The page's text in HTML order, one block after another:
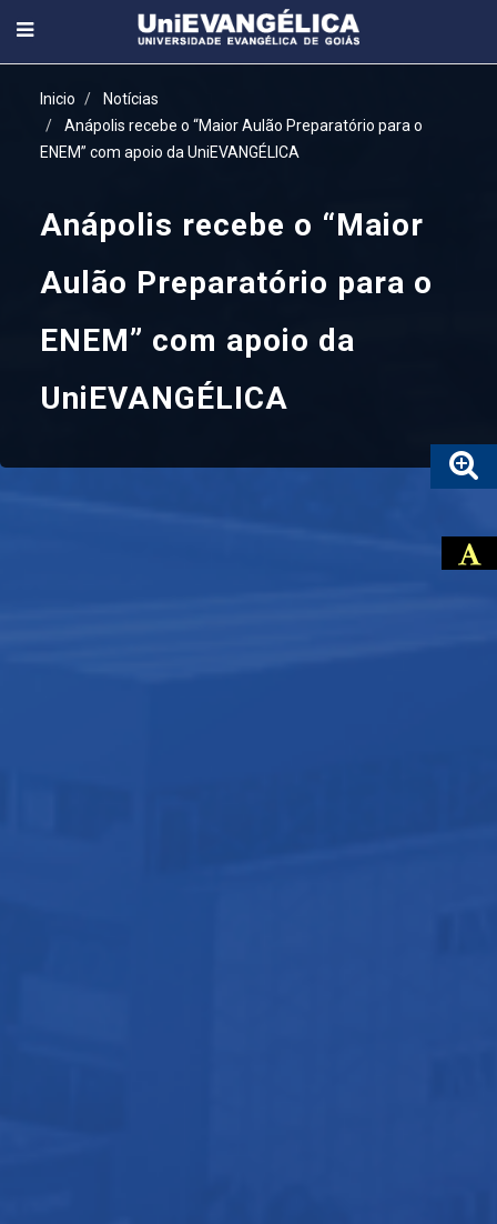
Inicio
Notícias
Anápolis recebe o “Maior Aulão Preparatório para o
ENEM” com apoio da UniEVANGÉLICA
Anápolis recebe o “Maior
Aulão Preparatório para o
ENEM” com apoio da
UniEVANGÉLICA